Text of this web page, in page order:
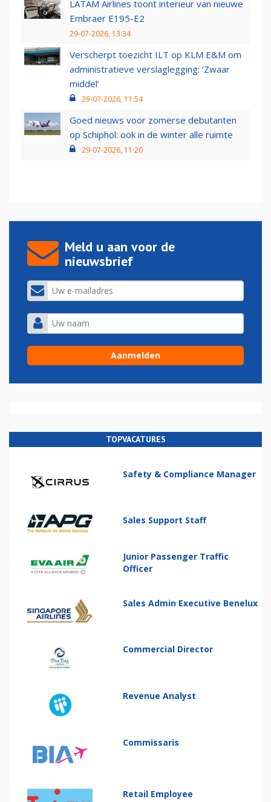
LATAM Airlines toont interieur van nieuwe
Embraer E195-E2
29-07-2026, 13:34
Verscherpt toezicht ILT op KLM E&M om
administratieve verslaglegging: ‘Zwaar
middel’
29-07-2026, 11:54
Goed nieuws voor zomerse debutanten
op Schiphol: ook in de winter alle ruimte
29-07-2026, 11:20
Meld u aan voor de
nieuwsbrief
TOPVACATURES
Safety & Compliance Manager
Sales Support Staff
Junior Passenger Traffic
Officer
Sales Admin Executive Benelux
Commercial Director
Revenue Analyst
Commissaris
Retail Employee